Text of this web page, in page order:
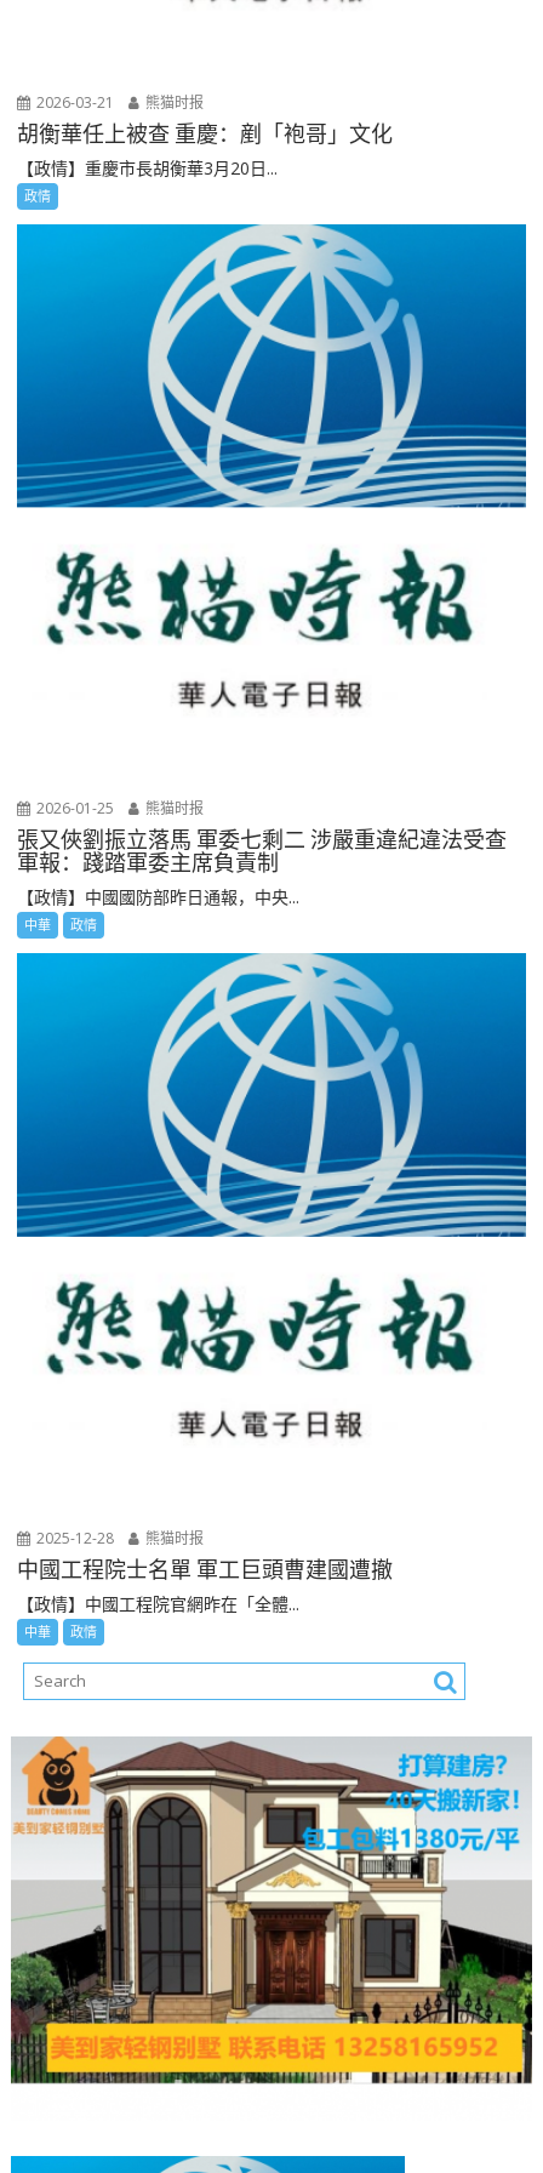
2026-03-21 熊猫时报
胡衡華任上被查 重慶：剷「袍哥」文化
【政情】重慶市長胡衡華3月20日...
政情
2026-01-25 熊猫时报
張又俠劉振立落馬 軍委七剩二 涉嚴重違紀違法受查
軍報：踐踏軍委主席負責制
【政情】中國國防部昨日通報，中央...
中華 政情
2025-12-28 熊猫时报
中國工程院士名單 軍工巨頭曹建國遭撤
【政情】中國工程院官網昨在「全體...
中華 政情